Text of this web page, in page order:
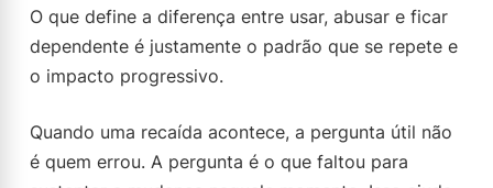
O que define a diferença entre usar, abusar e ficar
dependente é justamente o padrão que se repete e
o impacto progressivo.
Quando uma recaída acontece, a pergunta útil não
é quem errou. A pergunta é o que faltou para